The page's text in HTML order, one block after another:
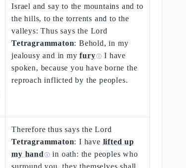
Israel and say to the mountains and to
the hills, to the torrents and to the
valleys: Thus says the Lord
Tetragrammaton: Behold, in my
jealousy and in myfuryⓘ I have
spoken, because you have borne the
reproach inflicted by the peoples.
Therefore thus says the Lord
Tetragrammaton: I have lifted up
my hand ⓘ in oath: the peoples who
surround you, they themselves shall